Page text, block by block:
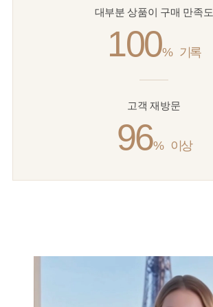
대부분 상품이 구매 만족도
100% 기록
고객 재방문
96% 이상